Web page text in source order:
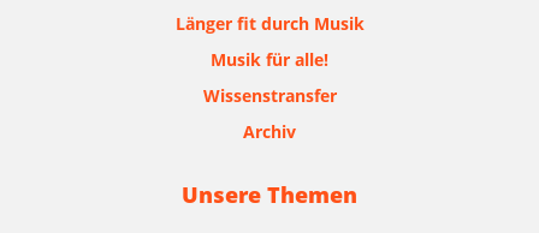
Länger fit durch Musik
Musik für alle!
Wissenstransfer
Archiv
Unsere Themen